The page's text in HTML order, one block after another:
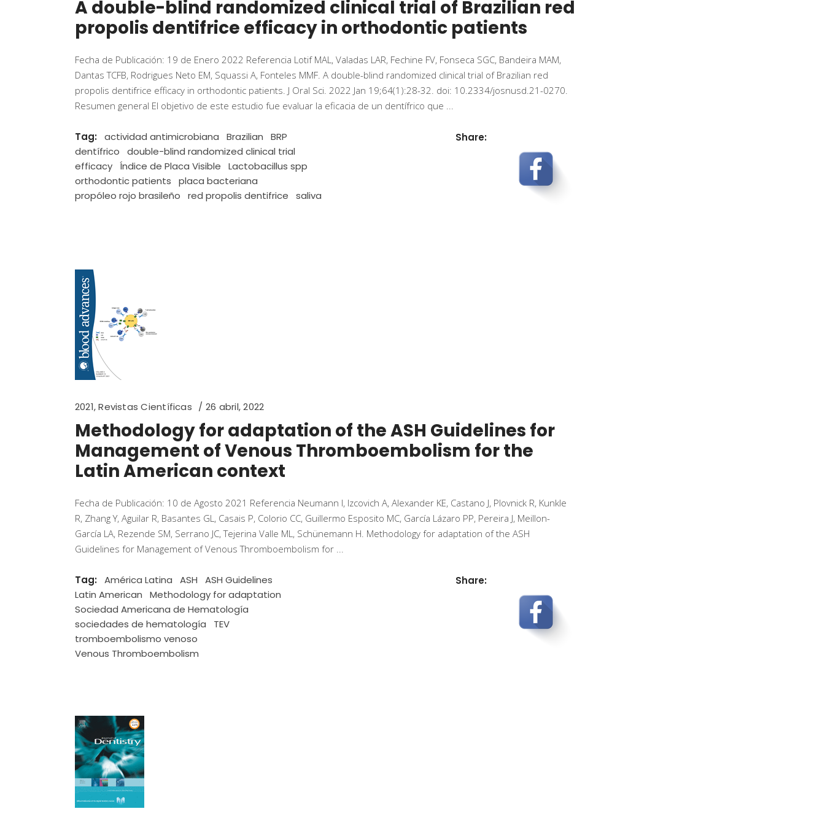
A double-blind randomized clinical trial of Brazilian red
propolis dentifrice efficacy in orthodontic patients
Fecha de Publicación: 19 de Enero 2022 Referencia Lotif MAL, Valadas LAR, Fechine FV, Fonseca SGC, Bandeira MAM,
Dantas TCFB, Rodrigues Neto EM, Squassi A, Fonteles MMF. A double-blind randomized clinical trial of Brazilian red
propolis dentifrice efficacy in orthodontic patients. J Oral Sci. 2022 Jan 19;64(1):28-32. doi: 10.2334/josnusd.21-0270.
Resumen general El objetivo de este estudio fue evaluar la eficacia de un dentífrico que
Tag: actividad antimicrobiana Brazilian
BRP
dentífrico
double-blind randomized clinical trial
efficacy Índice de Placa Visible
Lactobacillus spp
orthodontic patients
placa bacteriana
propóleo rojo brasileño
red propolis dentifrice saliva
Share:
2021,Revistas Científicas 26 abril, 2022
Methodology for adaptation of the ASH Guidelines for
Management of Venous Thromboembolism for the
Latin American context
Fecha de Publicación: 10 de Agosto 2021 Referencia Neumann I, Izcovich A, Alexander KE, Castano J, Plovnick R, Kunkle
R, Zhang Y, Aguilar R, Basantes GL, Casais P, Colorio CC, Guillermo Esposito MC, García Lázaro PP, Pereira J, Meillon-
García LA, Rezende SM, Serrano JC, Tejerina Valle ML, Schünemann H. Methodology for adaptation of the ASH
Guidelines for Management of Venous Thromboembolism for
Tag: América Latina ASH
ASH Guidelines
Latin American
Methodology for adaptation
Sociedad Americana de Hematología
sociedades de hematología
TEV
tromboembolismo venoso
Venous Thromboembolism
Share: